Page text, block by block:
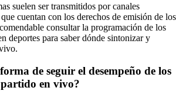
suelen ser transmitidos por canales
cuentan con los derechos de emisión de los
consultar la programación de los
deportes para saber dónde sintonizar y
de seguir el desempeño de los
en vivo?